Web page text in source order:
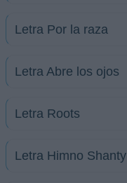
Letra Por la raza
Letra Abre los ojos
Letra Roots
Letra Himno Shanty